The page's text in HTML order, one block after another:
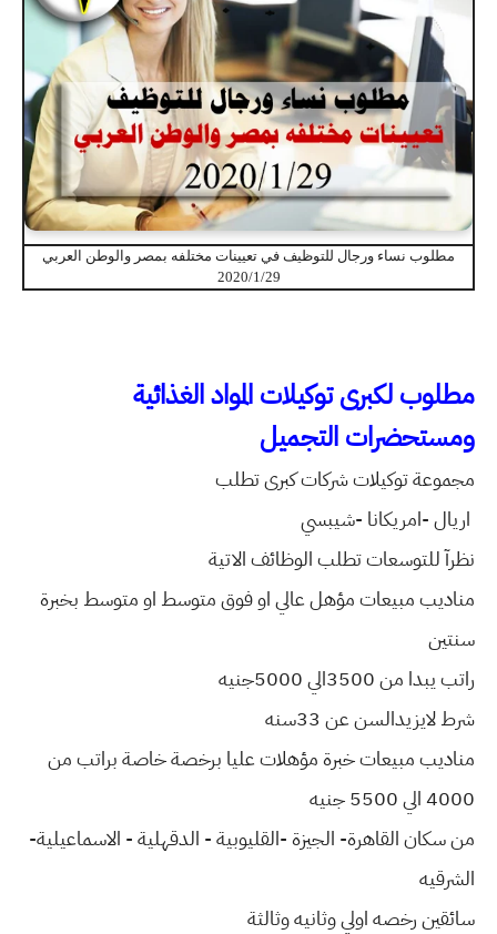
مطلوب نساء ورجال للتوظيف في تعيينات مختلفه بمصر والوطن العربي
2020/1/29
مطلوب لكبرى توكيلات المواد الغذائية
ومستحضرات التجميل
مجموعة توكيلات شركات كبرى تطلب
اريال -امريكانا -شيبسي
نظرآ للتوسعات تطلب الوظائف الاتية
مناديب مبيعات مؤهل عالي او فوق متوسط او متوسط بخبرة
سنتين
راتب يبدا من 3500الي 5000جنيه
شرط لايزيدالسن عن 33سنه
مناديب مبيعات خبرة مؤهلات عليا برخصة خاصة براتب من
4000 الي 5500 جنيه
من سكان القاهرة- الجيزة -القليوبية - الدقهلية - الاسماعيلية-
الشرقيه
سائقين رخصه اولي وثانيه وثالثة